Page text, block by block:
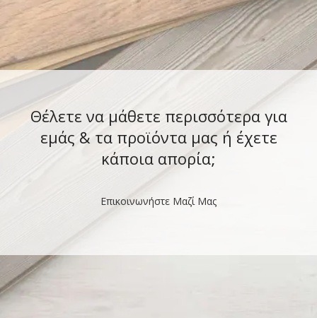
Θέλετε να μάθετε περισσότερα για
εμάς & τα προϊόντα μας ή έχετε
κάποια απορία;
Επικοινωνήστε Μαζί Μας